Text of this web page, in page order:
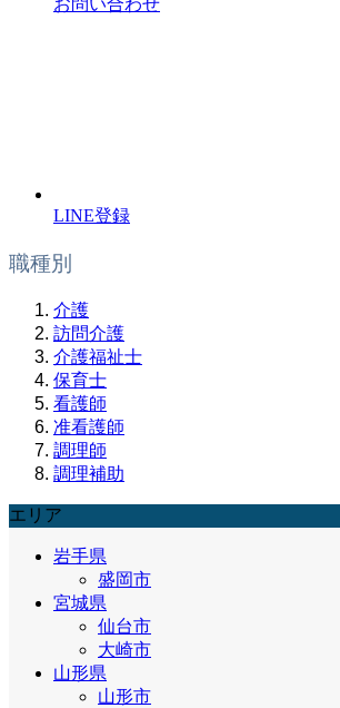
お問い合わせ
LINE登録
職種別
介護
訪問介護
介護福祉士
保育士
看護師
准看護師
調理師
調理補助
エリア
岩手県
盛岡市
宮城県
仙台市
大崎市
山形県
山形市